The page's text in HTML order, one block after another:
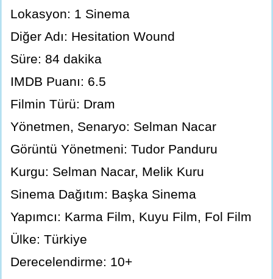
Lokasyon: 1 Sinema
Diğer Adı: Hesitation Wound
Süre: 84 dakika
IMDB Puanı: 6.5
Filmin Türü: Dram
Yönetmen, Senaryo: Selman Nacar
Görüntü Yönetmeni: Tudor Panduru
Kurgu: Selman Nacar, Melik Kuru
Sinema Dağıtım: Başka Sinema
Yapımcı: Karma Film, Kuyu Film, Fol Film
Ülke: Türkiye
Derecelendirme: 10+